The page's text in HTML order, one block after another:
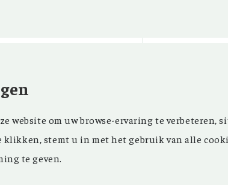
FACEBOOK
oprichting
in ons
website om uw browse-ervaring te verbeteren,
klikken, stemt u in met het gebruik van alle
te geven.